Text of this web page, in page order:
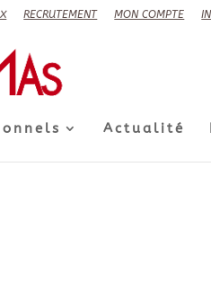
RECRUTEMENT MON COMPTE
Actualité